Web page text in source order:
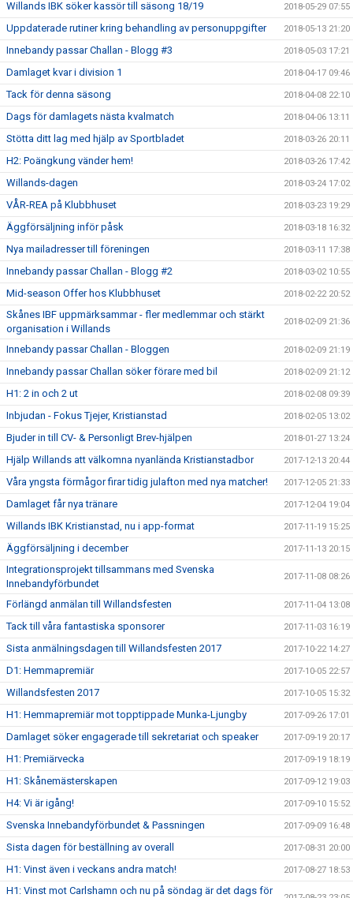
Willands IBK söker kassör till säsong 18/19 2018-05-29 07:55
Uppdaterade rutiner kring behandling av personuppgifter 2018-05-13 21:20
Innebandy passar Challan - Blogg #3 2018-05-03 17:21
Damlaget kvar i division 1 2018-04-17 09:46
Tack för denna säsong 2018-04-08 22:10
Dags för damlagets nästa kvalmatch 2018-04-06 13:11
Stötta ditt lag med hjälp av Sportbladet 2018-03-26 20:11
H2: Poängkung vänder hem! 2018-03-26 17:42
Willands-dagen 2018-03-24 17:02
VÅR-REA på Klubbhuset 2018-03-23 19:29
Äggförsäljning inför påsk 2018-03-18 16:32
Nya mailadresser till föreningen 2018-03-11 17:38
Innebandy passar Challan - Blogg #2 2018-03-02 10:55
Mid-season Offer hos Klubbhuset 2018-02-22 20:52
Skånes IBF uppmärksammar - fler medlemmar och stärkt
organisation i Willands
2018-02-09 21:36
Innebandy passar Challan - Bloggen 2018-02-09 21:19
Innebandy passar Challan söker förare med bil 2018-02-09 21:12
H1: 2 in och 2 ut 2018-02-08 09:39
Inbjudan - Fokus Tjejer, Kristianstad 2018-02-05 13:02
Bjuder in till CV- & Personligt Brev-hjälpen 2018-01-27 13:24
Hjälp Willands att välkomna nyanlända Kristianstadbor 2017-12-13 20:44
Våra yngsta förmågor firar tidig julafton med nya matcher! 2017-12-05 21:33
Damlaget får nya tränare 2017-12-04 19:04
Willands IBK Kristianstad, nu i app-format 2017-11-19 15:25
Äggförsäljning i december 2017-11-13 20:15
Integrationsprojekt tillsammans med Svenska
Innebandyförbundet
2017-11-08 08:26
Förlängd anmälan till Willandsfesten 2017-11-04 13:08
Tack till våra fantastiska sponsorer 2017-11-03 16:19
Sista anmälningsdagen till Willandsfesten 2017 2017-10-22 14:27
D1: Hemmapremiär 2017-10-05 22:57
Willandsfesten 2017 2017-10-05 15:32
H1: Hemmapremiär mot topptippade Munka-Ljungby 2017-09-26 17:01
Damlaget söker engagerade till sekretariat och speaker 2017-09-19 20:17
H1: Premiärvecka 2017-09-19 18:19
H1: Skånemästerskapen 2017-09-12 19:03
H4: Vi är igång! 2017-09-10 15:52
Svenska Innebandyförbundet & Passningen 2017-09-09 16:48
Sista dagen för beställning av overall 2017-08-31 20:00
H1: Vinst även i veckans andra match! 2017-08-27 18:53
H1: Vinst mot Carlshamn och nu på söndag är det dags för